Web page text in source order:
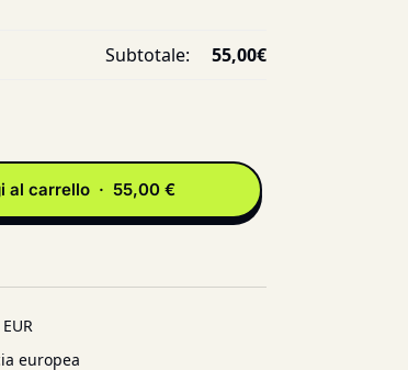
Subtotale: 55,00€
al carrello · 55,00 €
europea